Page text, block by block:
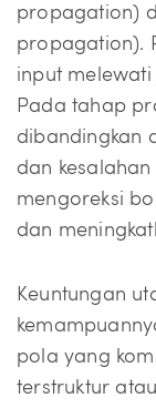
propagation)
propagation).
input
Pada tahap
dibandingkan
dan
mengoreksi
dan
Keuntungan
pola yang
terstruktur